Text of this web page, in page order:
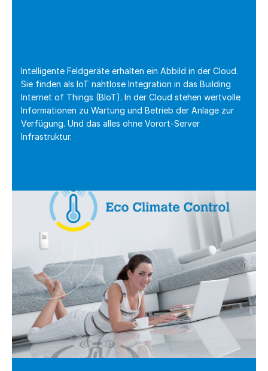
Intelligente Feldgeräte erhalten ein Abbild in der Cloud.
Sie finden als IoT nahtlose Integration in das Building
Internet of Things (BIoT). In der Cloud stehen wertvolle
Informationen zu Wartung und Betrieb der Anlage zur
Verfügung. Und das alles ohne Vorort-Server
Infrastruktur.